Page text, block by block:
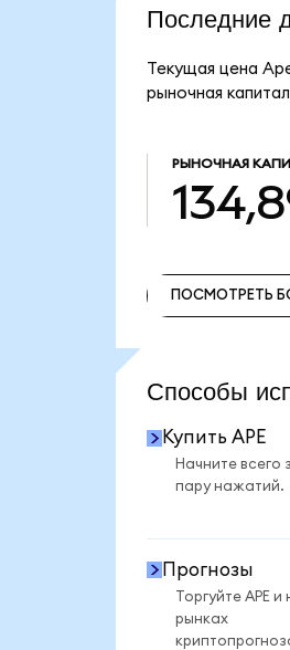
Последние
Текущая цена
рыночная
РЫНОЧНАЯ
ПОСМОТРЕТЬ
Способы
Купить APE
Начните всего
пару нажатий.
Прогнозы
Торгуйте APE и
рынках